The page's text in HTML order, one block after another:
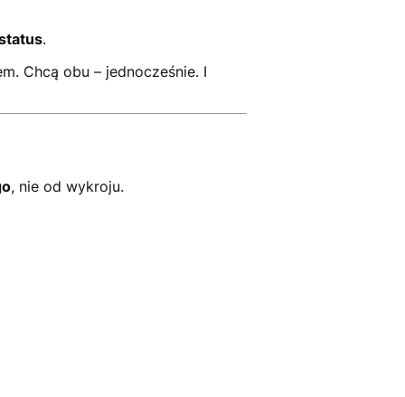
.
Chcą obu – jednocześnie. I
, nie od wykroju.